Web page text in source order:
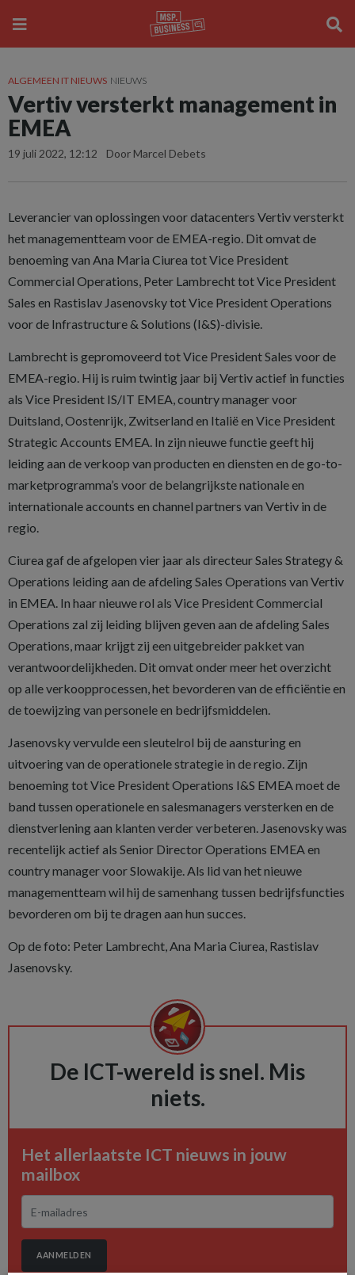
ALGEMEEN IT NIEUWS NIEUWS
Vertiv versterkt management in
EMEA
19 juli 2022, 12:12 Door Marcel Debets
Leverancier van oplossingen voor datacenters Vertiv versterkt
het managementteam voor de EMEA-regio. Dit omvat de
benoeming van Ana Maria Ciurea tot Vice President
Commercial Operations, Peter Lambrecht tot Vice President
Sales en Rastislav Jasenovsky tot Vice President Operations
voor de Infrastructure & Solutions (I&S)-divisie.
Lambrecht is gepromoveerd tot Vice President Sales voor de
EMEA-regio. Hij is ruim twintig jaar bij Vertiv actief in functies
als Vice President IS/IT EMEA, country manager voor
Duitsland, Oostenrijk, Zwitserland en Italië en Vice President
Strategic Accounts EMEA. In zijn nieuwe functie geeft hij
leiding aan de verkoop van producten en diensten en de go-to-
marketprogramma’s voor de belangrijkste nationale en
internationale accounts en channel partners van Vertiv in de
regio.
Ciurea gaf de afgelopen vier jaar als directeur Sales Strategy &
Operations leiding aan de afdeling Sales Operations van Vertiv
in EMEA. In haar nieuwe rol als Vice President Commercial
Operations zal zij leiding blijven geven aan de afdeling Sales
Operations, maar krijgt zij een uitgebreider pakket van
verantwoordelijkheden. Dit omvat onder meer het overzicht
op alle verkoopprocessen, het bevorderen van de efficiëntie en
de toewijzing van personele en bedrijfsmiddelen.
Jasenovsky vervulde een sleutelrol bij de aansturing en
uitvoering van de operationele strategie in de regio. Zijn
benoeming tot Vice President Operations I&S EMEA moet de
band tussen operationele en salesmanagers versterken en de
dienstverlening aan klanten verder verbeteren. Jasenovsky was
recentelijk actief als Senior Director Operations EMEA en
country manager voor Slowakije. Als lid van het nieuwe
managementteam wil hij de samenhang tussen bedrijfsfuncties
bevorderen om bij te dragen aan hun succes.
Op de foto: Peter Lambrecht, Ana Maria Ciurea, Rastislav
Jasenovsky.
De ICT-wereld is snel. Mis
niets.
Het allerlaatste ICT nieuws in jouw
mailbox
AANMELDEN